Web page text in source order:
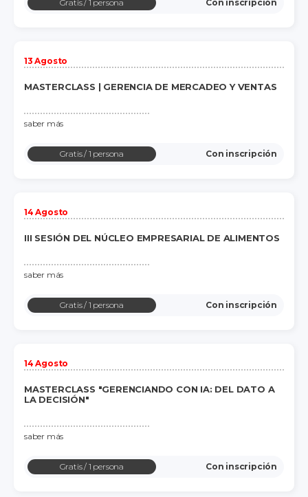
Gratis/ 1 persona Con inscripción
13 Agosto
MASTERCLASS | GERENCIA DE MERCADEO Y VENTAS
saber más
Gratis/ 1 persona Con inscripción
14 Agosto
III SESIÓN DEL NÚCLEO EMPRESARIAL DE ALIMENTOS
saber más
Gratis/ 1 persona Con inscripción
14 Agosto
MASTERCLASS "GERENCIANDO CON IA: DEL DATO A
LA DECISIÓN"
saber más
Gratis/ 1 persona Con inscripción